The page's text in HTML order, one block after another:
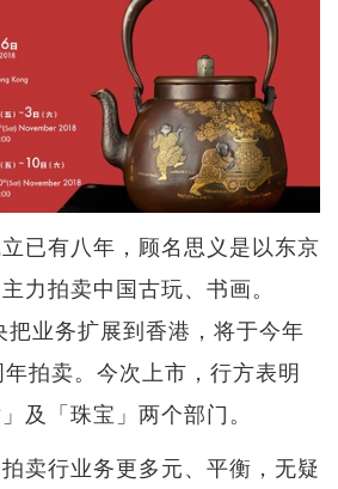
已有八年，顾名思义是以东京
力拍卖中国古玩、书画。
业务扩展到香港，将于今年
拍卖。今次上市，行方表明
及「珠宝」两个部门。
卖行业务更多元、平衡，无疑